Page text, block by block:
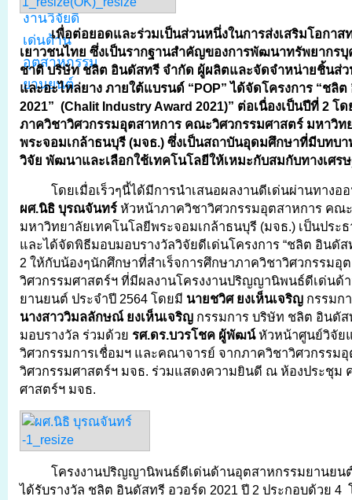
เพื่อต่อยอดและร่วมเป็นส่วนหนึ่งในการส่งเสริมโอกาสท
เยาวชนไทย ซึ่งเป็นรากฐานสำคัญของการพัฒนาทรัพยากรบุ
ชาติ บริษัท ชลิต อินดัสทรี จำกัด ผู้ผลิตและจัดจำหน่ายชิ้นส่
และอะไหล่ยาง ภายใต้แบรนด์ “POP” ได้จัดโครงการ “ชลิ
2021” (Chalit Industry Award 2021)” ต่อเนื่องเป็นปีที่ 2 โ
ภาควิชาวิศวกรรมอุตสาหการ คณะวิศวกรรมศาสตร์ มหาวิท
พระจอมเกล้าธนบุรี (มจธ.) ซึ่งเป็นสถาบันอุดมศึกษาที่มีบทบ
วิจัย พัฒนาและเลือกใช้เทคโนโลยีให้เหมะกับสมกับทางเศร
โดยเมื่อเร็วๆนี้ได้มีการนำเสนอผลงานดีเด่นผ่านทาง
ผศ.นิธิ บุรณจันทร์ หัวหน้าภาควิชาวิศวกรรมอุตสาหการ คณ
มหาวิทยาลัยเทคโนโลยีพระจอมเกล้าธนบุรี (มจธ.) เป็นประ
และได้จัดพิธีมอบมอบรางวัลวิจัยดีเด่นโครงการ “ชลิต อินดัส
2 ให้กับน้องๆนักศึกษาที่สำเร็จการศึกษาภาควิชาวิศวกรรมอุ
วิศวกรรมศาสตร์ฯ ที่มีผลงานโครงงานปริญญานิพนธ์ดีเด่นด้
ยานยนต์ ประจำปี 2564 โดยมี นายชวิศ ยงเห็นเจริญ กรรมก
นางสาววิมลลักษณ์ ยงเห็นเจริญ กรรมการ บริษัท ชลิต อินดัส
มอบรางวัล ร่วมด้วย รศ.ดร.บวรโชค ผู้พัฒน์หัวหน้าศูนย์วิจัย
วิศวกรรมการเชื่อมฯ และคณาจารย์ จากภาควิชาวิศวกรรม
วิศวกรรมศาสตร์ฯ มจธ. ร่วมแสดงความยินดี ณ ห้องประชุม
ศาสตร์ฯ มจธ.
โครงงานปริญญานิพนธ์ดีเด่นด้านอุตสาหกรรมยานยน
ได้รับรางวัล ชลิต อินดัสทรี อวอร์ด 2021 ปี 2 ประกอบด้วย